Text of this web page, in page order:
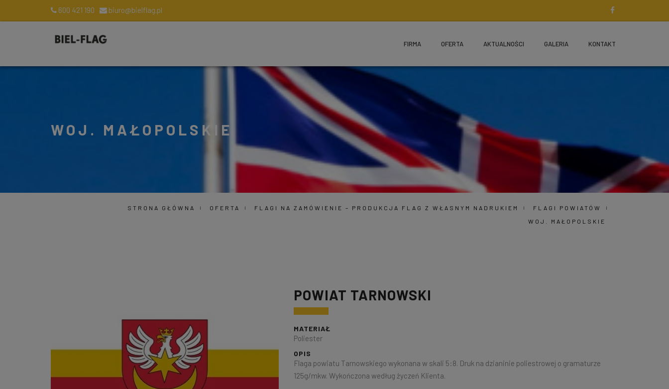
600 421 190 biuro@bielflag.pl
FIRMA OFERTA AKTUALNOŚCI GALERIA KONTAKT
WOJ. MAŁOPOLSKIE
STRONA GŁÓWNA OFERTA FLAGI NA ZAMÓWIENIE – PRODUKCJA FLAG Z WŁASNYM NADRUKIEM
FLAGI POWIATÓW
WOJ. MAŁOPOLSKIE
POWIAT TARNOWSKI
MATERIAŁ
Poliester
OPIS
Flaga powiatu Tarnowskiego wykonana w skali 5:8. Druk na dzianinie poliestrowej o gramaturze
125g/mkw. Wykończona według życzeń Klienta.